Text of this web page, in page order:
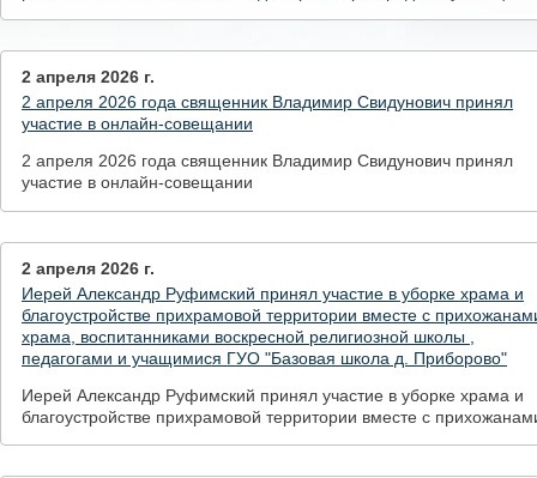
2 апреля 2026 г.
2 апреля 2026 года священник Владимир Свидунович принял
участие в онлайн-совещании
2 апреля 2026 года священник Владимир Свидунович принял
участие в онлайн-совещании
2 апреля 2026 г.
Иерей Александр Руфимский принял участие в уборке храма и
благоустройстве прихрамовой территории вместе с
храма, воспитанниками воскресной религиозной школы ,
педагогами и учащимися ГУО "Базовая школа д. Приборово"
Иерей Александр Руфимский принял участие в уборке храма и
благоустройстве прихрамовой территории вместе с